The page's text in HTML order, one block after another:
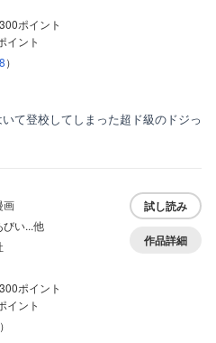
ポイント
イント
）
て登校してしまった超ド級のドジっ
画
い...他
ポイント
イント
）
試し読み
作品詳細